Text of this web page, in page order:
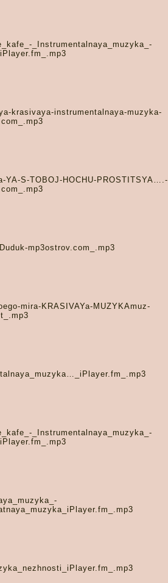
_Instrumentalnaya_muzyka_-
krasivaya-instrumentalnaya-muzyka-
S-TOBOJ-HOCHU-PROSTITSYA….-
mp3ostrov.com_.mp3
mira-KRASIVAYa-MUZYKAmuz-
_Instrumentalnaya_muzyka_-